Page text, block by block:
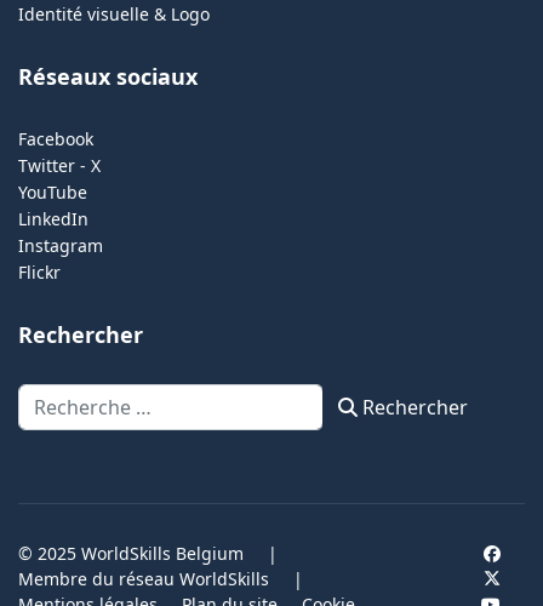
Identité visuelle & Logo
Réseaux sociaux
Facebook
Twitter - X
YouTube
LinkedIn
Instagram
Flickr
Rechercher
Rechercher Rechercher
© 2025 WorldSkills Belgium
|
Membre du réseau WorldSkills
|